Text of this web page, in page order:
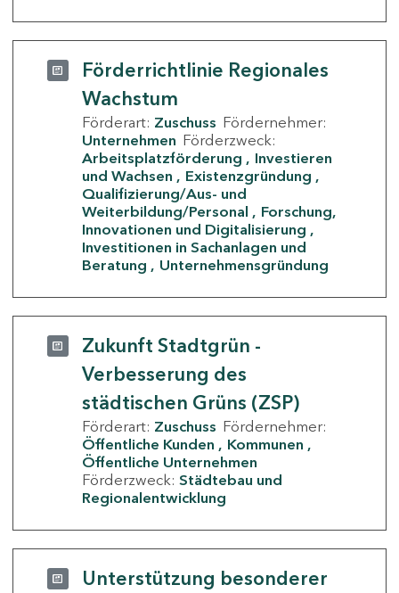
Förderrichtlinie Regionales
Wachstum
Förderart: Zuschuss Fördernehmer:
Unternehmen Förderzweck:
Arbeitsplatzförderung
Investieren
und Wachsen
Existenzgründung
Qualifizierung/Aus- und
Weiterbildung/Personal
Forschung,
Innovationen und Digitalisierung
Investitionen in Sachanlagen und
Beratung
Unternehmensgründung
Zukunft Stadtgrün -
Verbesserung des
städtischen Grüns (ZSP)
Förderart: Zuschuss Fördernehmer:
Öffentliche Kunden
Kommunen
Öffentliche Unternehmen
Förderzweck: Städtebau und
Regionalentwicklung
Unterstützung besonderer